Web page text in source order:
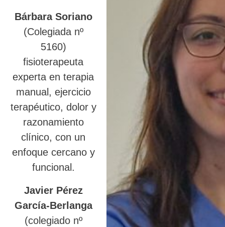
Bárbara Soriano
(Colegiada nº
5160)
fisioterapeuta
experta en terapia
manual, ejercicio
terapéutico, dolor y
razonamiento
clínico, con un
enfoque cercano y
funcional.
Javier Pérez
García-Berlanga
(colegiado nº